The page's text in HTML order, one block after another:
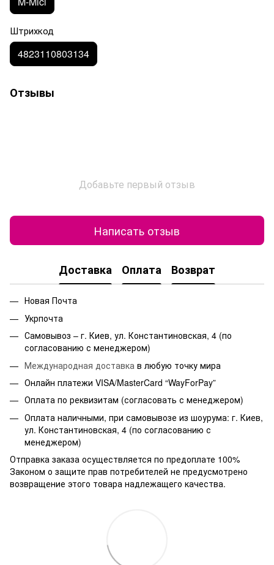
Штрихкод
4823110803134
Отзывы
Добавьте первый отзыв
Написать отзыв
Доставка Оплата Возврат
Новая Почта
Укрпочта
Самовывоз – г. Киев, ул. Константиновская, 4 (по
согласованию с менеджером)
Международная доставка в любую точку мира
Онлайн платежи VISA/MasterCard “WayForPay”
Оплата по реквизитам (согласовать с менеджером)
Оплата наличными, при самовывозе из шоурума: г. Киев,
ул. Константиновская, 4 (по согласованию с
менеджером)
Отправка заказа осуществляется по предоплате 100%
Законом о защите прав потребителей не предусмотрено
возвращение этого товара надлежащего качества.